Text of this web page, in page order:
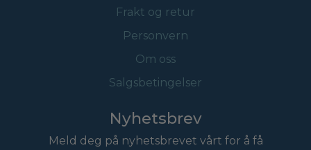
Frakt og retur
Personvern
Om oss
Salgsbetingelser
Nyhetsbrev
Meld deg på nyhetsbrevet vårt for å få